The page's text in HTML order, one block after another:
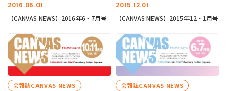
2016.06.01
【CANVAS NEWS】2016年6・7月号
2015.12.01
【CANVAS NEWS】2015年12・1月号
会報誌CANVAS NEWS 会報誌CANVAS NEWS